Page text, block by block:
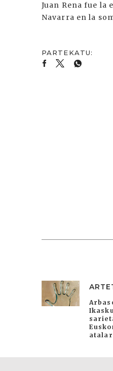
Juan Rena fue
Navarra en la